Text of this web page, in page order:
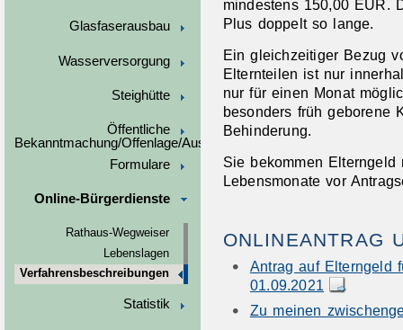
Glasfaserausbau
Wasserversorgung
Steighütte
Öffentliche
Bekanntmachung/Offenlage/Ausschreibungen
Formulare
Online-Bürgerdienste
Rathaus-Wegweiser
Lebenslagen
Verfahrensbeschreibungen
Statistik
mindestens 150,00 EUR.
Plus doppelt so lange.
Ein gleichzeitiger Bezug
Elternteilen ist nur
nur für einen Monat
besonders früh geborene
Behinderung.
Sie bekommen
Lebensmonate vor
ONLINEANTRAG
Antrag auf Elterngeld
01.09.2021
Zu meinen